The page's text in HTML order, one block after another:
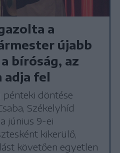
a
újabb
bíróság, az
adja fel
döntése
Székelyhíd
június 9-ei
kikerülő,
követően egyetlen